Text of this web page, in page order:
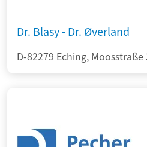
Dr. Blasy - Dr. Øverland
D-82279 Eching, Moosstraße